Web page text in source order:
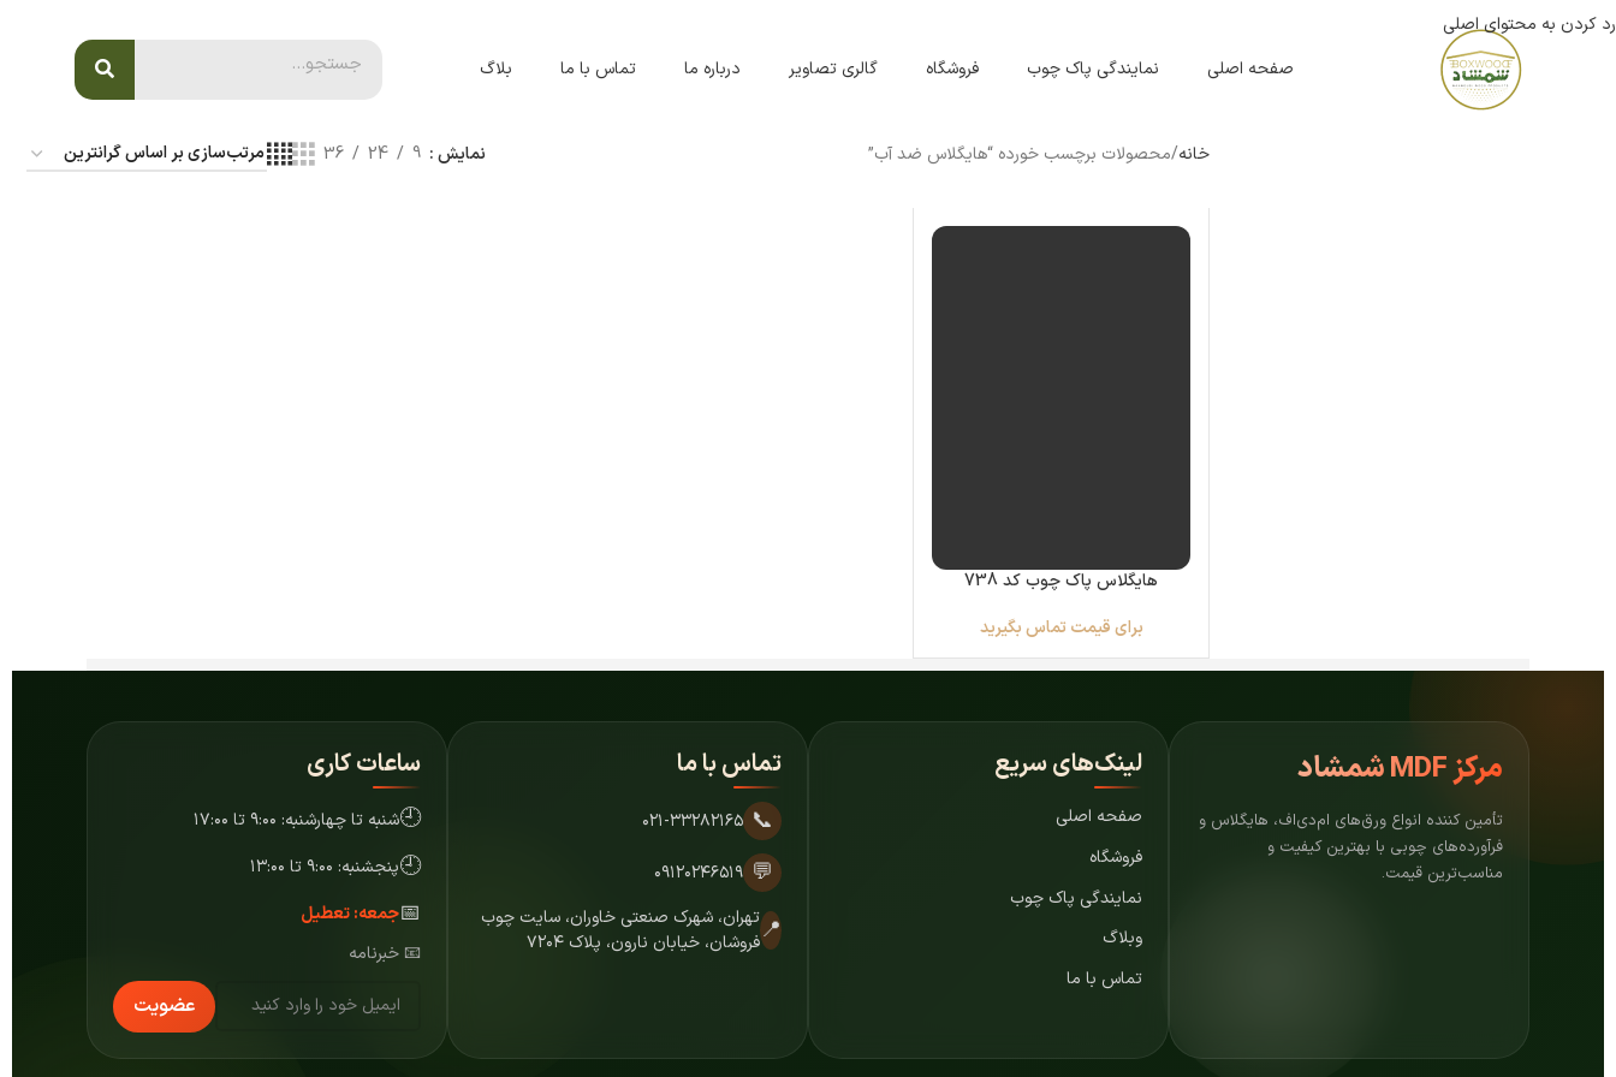
رد کردن به محتوای اصلی
صفحه اصلی
نمایندگی پاک چوب فروشگاه گالری تصاویر درباره ما تماس با ما بلاگ
خانه محصولات برچسب خورده “هایگلاس ضد آب” نمایش 9
24
36
هایگلاس پاک چوب کد 738
برای قیمت تماس بگیرید
مرکزMDF شمشاد
تأمین کننده انواع ورق‌های ام‌دی‌اف، هایگلاس و
فرآورده‌های چوبی با بهترین کیفیت و
مناسب‌ترین قیمت.
لینک‌های سریع
صفحه اصلی
فروشگاه
نمایندگی پاک چوب
وبلاگ
تماس با ما
تماس با ما
📞 ۰۲۱-۳۳۲۸۲۱۶۵
💬 ۰۹۱۲۰۲۴۶۵۱۹
📍تهران، شهرک صنعتی خاوران، سایت چوب
فروشان، خیابان نارون، پلاک ۷۲۰۴
ساعات کاری
🕘شنبه تا چهارشنبه: ۹:۰۰ تا ۱۷:۰۰
🕘پنجشنبه: ۹:۰۰ تا ۱۳:۰۰
📅جمعه: تعطیل
📧 خبرنامه
عضویت